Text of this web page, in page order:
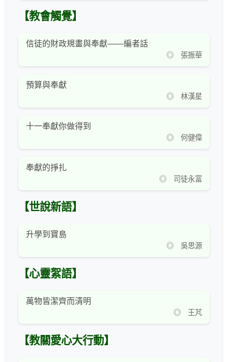
【教會觸覺】
信徒的財政規畫與奉獻——編者話
◎ 張振華
預算與奉獻
◎ 林漢星
十一奉獻你做得到
◎ 何健偉
奉獻的掙扎
◎ 司徒永富
【世說新語】
升學到寶島
◎ 吳思源
【心靈絮語】
萬物皆潔齊而清明
◎ 王芃
【教關愛心大行動】